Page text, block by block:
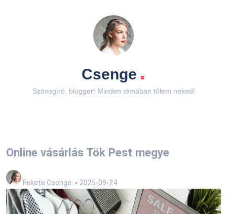
Csenge .
Szövegíró, blogger! Minden témában tőlem neked!
Online vásárlás Tök Pest megye
Fekete Csenge 2025-09-24